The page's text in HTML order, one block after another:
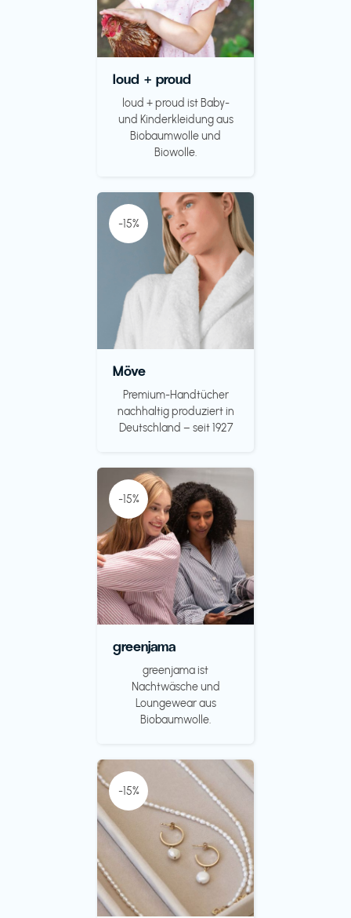
loud + proud
loud + proud ist Baby-
und Kinderkleidung aus
Biobaumwolle und
Biowolle.
-15%
Möve
Premium-Handtücher
nachhaltig produziert in
Deutschland – seit 1927
-15%
greenjama
greenjama ist
Nachtwäsche und
Loungewear aus
Biobaumwolle.
-15%